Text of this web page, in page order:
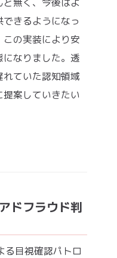
きるようになっ
の実装により安
なりました。透
ていた認知領域
案していきたい
ドフラウド判
る目視確認パトロ